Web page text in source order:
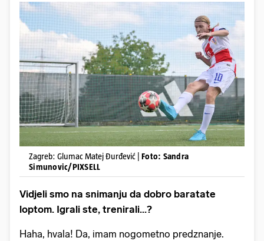
Zagreb: Glumac Matej Đurđević | Foto: Sandra
Simunovic/PIXSELL
Vidjeli smo na snimanju da dobro baratate
loptom. Igrali ste, trenirali...?
Haha, hvala! Da, imam nogometno predznanje.